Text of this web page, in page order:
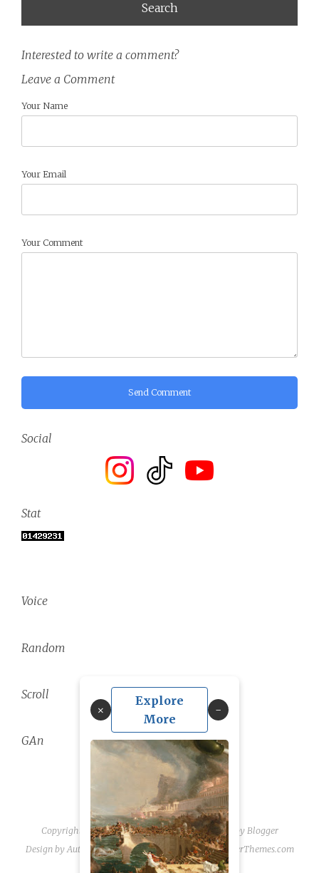
Interested to write a comment?
Leave a Comment
Your Name
Your Email
Your Comment
Send Comment
Social
Stat
Voice
Random
×
Explore
More
Scroll
GAn
Copyright ©2026linguae scriptaque| Powered by Blogger
Design byAutomattic| Blogger Theme byNewBloggerThemes.com